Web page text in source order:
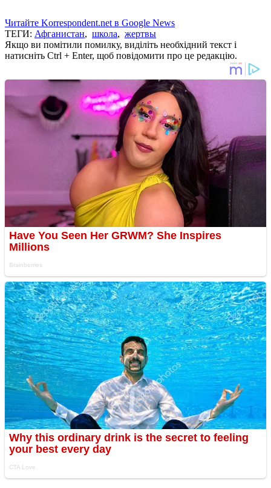
Читайте Korrespondent.net в Google News
ТЕГИ: Афганистан, школа, жертвы
Якщо ви помітили помилку, виділіть необхідний текст і
натисніть Ctrl + Enter, щоб повідомити про це редакцію.